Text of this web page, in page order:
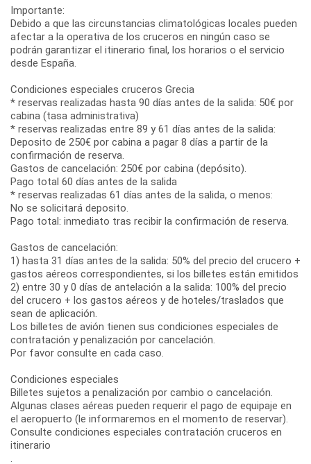
Importante:
Debido a que las circunstancias climatológicas locales pueden
afectar a la operativa de los cruceros en ningún caso se
podrán garantizar el itinerario final, los horarios o el servicio
desde España.
Condiciones especiales cruceros Grecia
* reservas realizadas hasta 90 días antes de la salida: 50€ por
cabina (tasa administrativa)
* reservas realizadas entre 89 y 61 días antes de la salida:
Deposito de 250€ por cabina a pagar 8 días a partir de la
confirmación de reserva.
Gastos de cancelación: 250€ por cabina (depósito).
Pago total 60 días antes de la salida
* reservas realizadas 61 días antes de la salida, o menos:
No se solicitará deposito.
Pago total: inmediato tras recibir la confirmación de reserva.
Gastos de cancelación:
1) hasta 31 días antes de la salida: 50% del precio del crucero +
gastos aéreos correspondientes, si los billetes están emitidos
2) entre 30 y 0 días de antelación a la salida: 100% del precio
del crucero + los gastos aéreos y de hoteles/traslados que
sean de aplicación.
Los billetes de avión tienen sus condiciones especiales de
contratación y penalización por cancelación.
Por favor consulte en cada caso.
Condiciones especiales
Billetes sujetos a penalización por cambio o cancelación.
Algunas clases aéreas pueden requerir el pago de equipaje en
el aeropuerto (le informaremos en el momento de reservar).
Consulte condiciones especiales contratación cruceros en
itinerario